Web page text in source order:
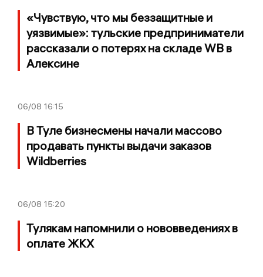
«Чувствую, что мы беззащитные и
уязвимые»: тульские предприниматели
рассказали о потерях на складе WB в
Алексине
06/08 16:15
В Туле бизнесмены начали массово
продавать пункты выдачи заказов
Wildberries
06/08 15:20
Тулякам напомнили о нововведениях в
оплате ЖКХ